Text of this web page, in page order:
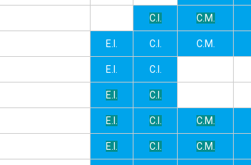
C.I. C.M.
E.I. C.I. C.M.
E.I. C.I.
E.I. C.I.
E.I. C.I. C.M.
E.I. C.I. C.M.